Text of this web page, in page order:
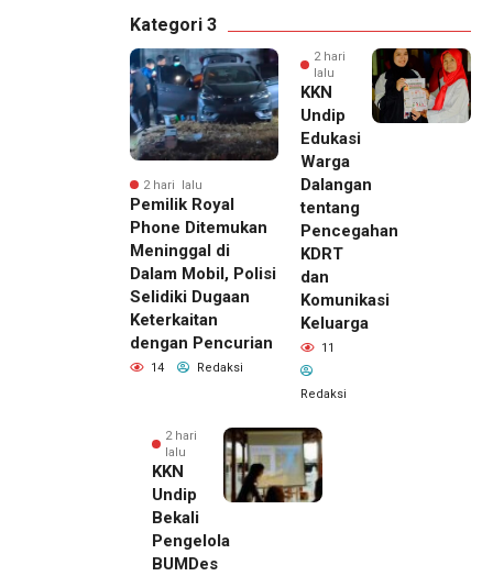
Kategori 3
2 hari lalu
Pemilik Royal
Phone Ditemukan
Meninggal di
Dalam Mobil, Polisi
Selidiki Dugaan
Keterkaitan
dengan Pencurian
14 Redaksi
2 hari
lalu
KKN
Undip
Edukasi
Warga
Dalangan
tentang
Pencegahan
KDRT
dan
Komunikasi
Keluarga
11
Redaksi
2 hari
lalu
KKN
Undip
Bekali
Pengelola
BUMDes